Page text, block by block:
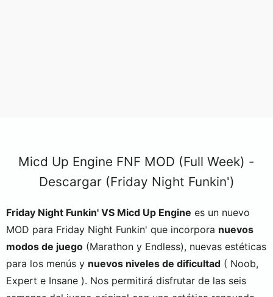
Micd Up Engine FNF MOD (Full Week) -
Descargar (Friday Night Funkin')
Friday Night Funkin' VS Micd Up Engine es un nuevo
MOD para Friday Night Funkin' que incorpora nuevos
modos de juego (Marathon y Endless), nuevas estéticas
para los menús y nuevos niveles de dificultad ( Noob,
Expert e Insane ). Nos permitirá disfrutar de las seis